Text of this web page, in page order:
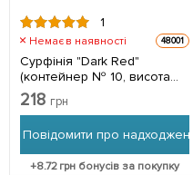
1
Немає в наявності 48001
Сурфінія "Dark Red"
(контейнер № 10, висота
10-15 см) 1 саджанець в
упаковці
218 грн
Повідомити про
+8.72грн бонусів за покупку